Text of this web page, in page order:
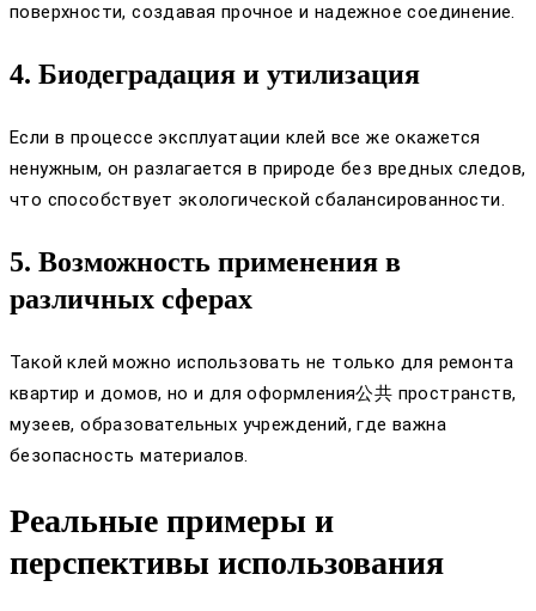
поверхности, создавая прочное и надежное соединение.
4. Биодеградация и утилизация
Если в процессе эксплуатации клей все же окажется
ненужным, он разлагается в природе без вредных следов,
что способствует экологической сбалансированности.
5. Возможность применения в
различных сферах
Такой клей можно использовать не только для ремонта
квартир и домов, но и для оформления公共 пространств,
музеев, образовательных учреждений, где важна
безопасность материалов.
Реальные примеры и
перспективы использования